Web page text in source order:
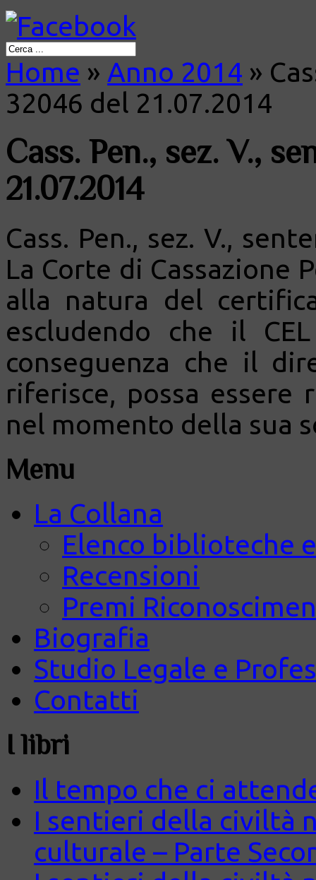
Home » Anno 2014 »
32046 del 21.07.2014
Cass. Pen., sez. V.,
21.07.2014
Cass. Pen., sez. V.,
La Corte di Cassazione
alla natura del
escludendo che il
conseguenza che il
riferisce, possa
nel momento della sua
Menu
La Collana
Elenco biblioteche
Recensioni
Premi
Biografia
Studio Legale e
Contatti
I libri
Il tempo che ci
I sentieri della civiltà
culturale – Parte